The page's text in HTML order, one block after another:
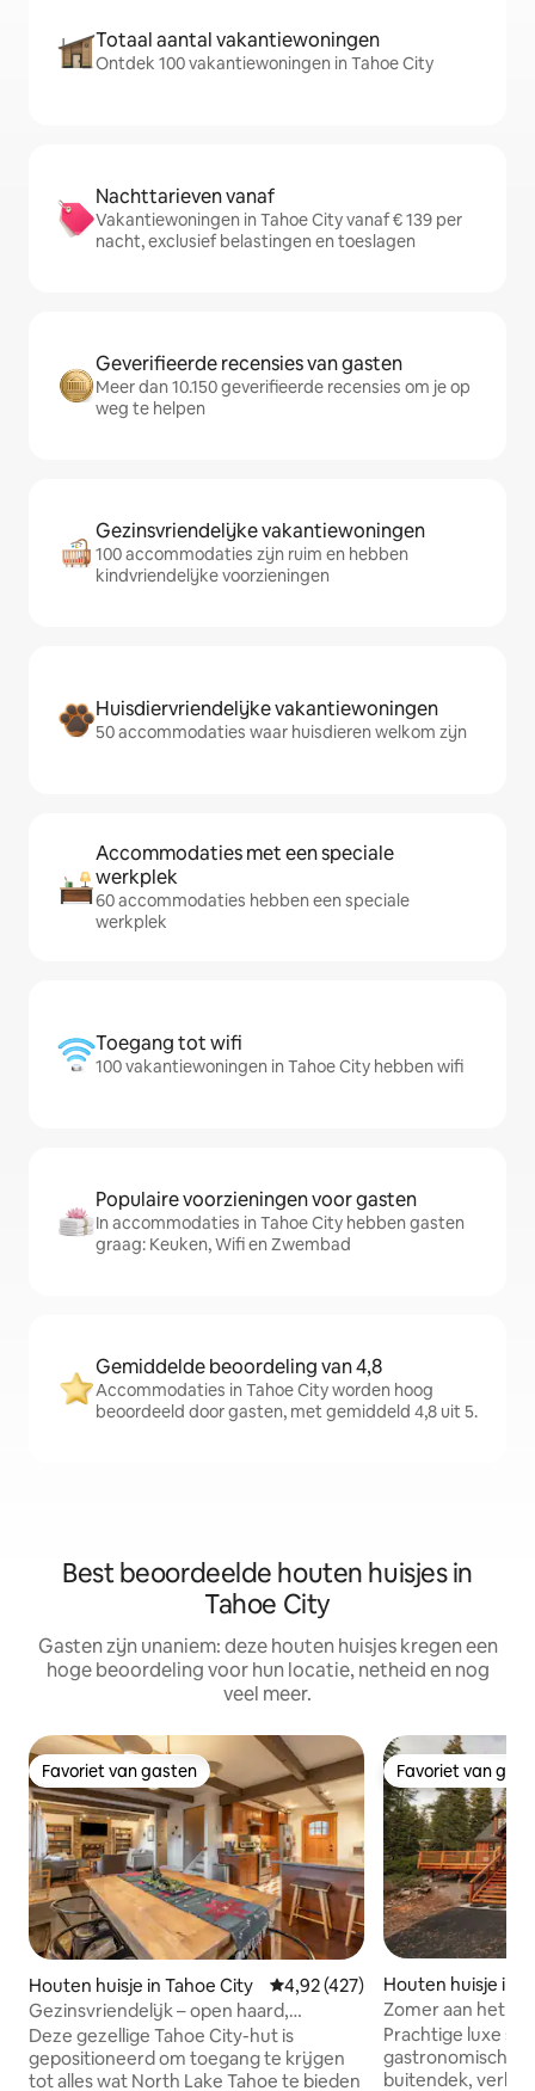
Totaal aantal vakantiewoningen
Ontdek 100 vakantiewoningen in Tahoe City
Nachttarieven vanaf
Vakantiewoningen in Tahoe City vanaf € 139 per
nacht, exclusief belastingen en toeslagen
Geverifieerde recensies van gasten
Meer dan 10.150 geverifieerde recensies om je op
weg te helpen
Gezinsvriendelijke vakantiewoningen
100 accommodaties zijn ruim en hebben
kindvriendelijke voorzieningen
Huisdiervriendelijke vakantiewoningen
50 accommodaties waar huisdieren welkom zijn
Accommodaties met een speciale
werkplek
60 accommodaties hebben een speciale
werkplek
Toegang tot wifi
100 vakantiewoningen in Tahoe City hebben wifi
Populaire voorzieningen voor gasten
In accommodaties in Tahoe City hebben gasten
graag: Keuken, Wifi en Zwembad
Gemiddelde beoordeling van 4,8
Accommodaties in Tahoe City worden hoog
beoordeeld door gasten, met gemiddeld 4,8 uit 5.
Best beoordeelde houten huisjes in
Tahoe City
Gasten zijn unaniem: deze houten huisjes kregen een
hoge beoordeling voor hun locatie, netheid en nog
veel meer.
Favoriet van gasten
Favoriet van gasten
Houten huisje in Tahoe City Gemiddelde beoordeling van
4,92 (427)
Gezinsvriendelijk – open haard,
privétoegang tot het strand, LTPA
Deze gezellige Tahoe City-hut is
gepositioneerd om toegang te krijgen
tot alles wat North Lake Tahoe te bieden
Favoriet van
Favoriet van
Houten huisje in
ay
Zomer aan het
met bubbelbad!
Prachtige luxe
gastronomische
buitendek,